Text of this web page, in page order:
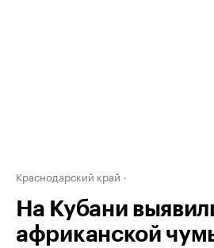
Краснодарский край
На Кубани
африканской